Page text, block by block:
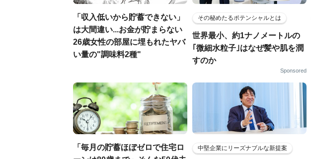
「収入低いから貯蓄できない」
は大間違い...お金が貯まらない
26歳女性の部屋に埋もれたヤバ
い量の"調味料2種"
その秘めたるポテンシャルとは
世界最小、約1ナノメートルの
｢微細水粒子｣はなぜ髪や肌を潤
すのか
Sponsored
「毎月の貯蓄ほぼゼロで住宅ロ
中堅企業にリーズナブルな新提案